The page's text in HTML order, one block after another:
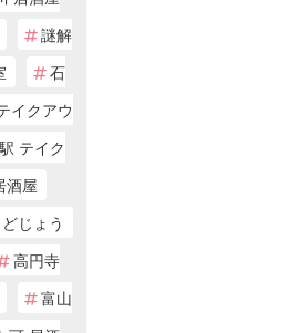
謎解
石
イクアウ
テイク
酒屋
じょう
高円寺
富山